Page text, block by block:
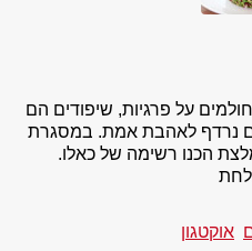
על פרגיות, שיפודים הם
נרדף לאהבת אמת. במסגרת
הכנו רשימה של כאלו.
אוקטגון